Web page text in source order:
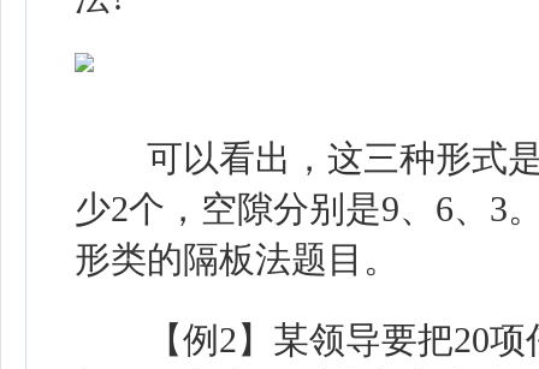
可以看出，这三种形式是
少2个，空隙分别是9、6、3
形类的隔板法题目。
【例2】某领导要把20项